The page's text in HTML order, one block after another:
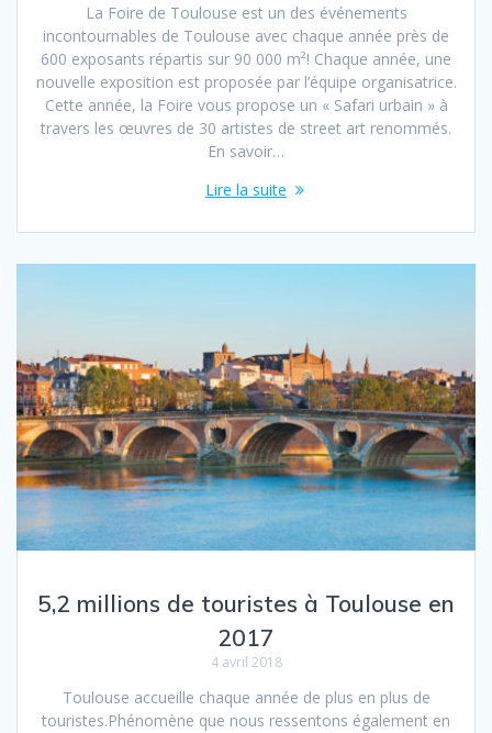
La Foire de Toulouse est un des événements
incontournables de Toulouse avec chaque année près de
600 exposants répartis sur 90 000 m²! Chaque année, une
nouvelle exposition est proposée par l’équipe organisatrice.
Cette année, la Foire vous propose un « Safari urbain » à
travers les œuvres de 30 artistes de street art renommés.
En savoir…
Lire la suite
5,2 millions de touristes à Toulouse en
2017
4 avril 2018
Toulouse accueille chaque année de plus en plus de
touristes.Phénomène que nous ressentons également en